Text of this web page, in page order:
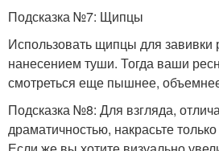
Подсказка №7: Щипцы
Использовать щипцы для завивки
нанесением туши. Тогда ваши
смотреться еще пышнее,
Подсказка №8: Для взгляда,
драматичностью, накрасьте